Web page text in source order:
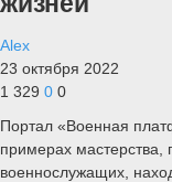
Alex
23 октября 2022
1 329 0 0
Портал «Военная
примерах мастерства,
военнослужащих,